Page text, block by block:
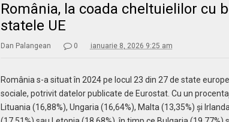
România, la coada cheltuielilor cu
statele UE
Dan Palangean 0 ianuarie 8, 2026 9:25 am
România s-a situat în 2024 pe locul 23 din 27 de state
sociale, potrivit datelor publicate de Eurostat. Cu un
Lituania (16,88%), Ungaria (16,64%), Malta (13,35%) și